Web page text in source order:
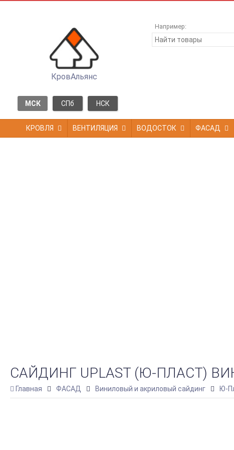
КровАльянс
МСК СПб НСК
Например:
КРОВЛЯ ВЕНТИЛЯЦИЯ ВОДОСТОК ФАСАД
САЙДИНГ UPLAST (Ю-ПЛАСТ)
Главная ФАСАД Виниловый и акриловый сайдинг Ю-